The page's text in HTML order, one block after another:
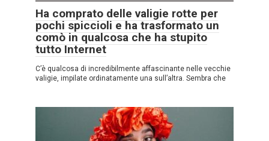
Ha comprato delle valigie rotte per
pochi spiccioli e ha trasformato un
comò in qualcosa che ha stupito
tutto Internet
C’è qualcosa di incredibilmente affascinante nelle vecchie
valigie, impilate ordinatamente una sull’altra. Sembra che